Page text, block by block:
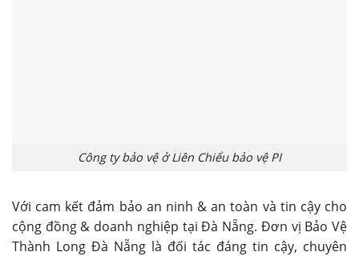
Công ty bảo vệ ở Liên Chiểu bảo vệ PI
Với cam kết đảm bảo an ninh & an toàn và tin cậy cho
cộng đồng & doanh nghiệp tại Đà Nẵng. Đơn vị Bảo Vệ
Thành Long Đà Nẵng là đối tác đáng tin cậy, chuyên